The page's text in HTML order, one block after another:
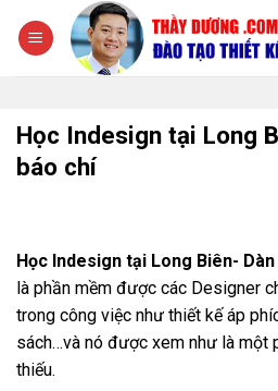
đến
Học Indesign tại Long
báo chí
Học Indesign tại Long Biên-
là phần mềm được các Designer
trong công việc như thiết kế áp
sách…và nó được xem như là một
thiếu.